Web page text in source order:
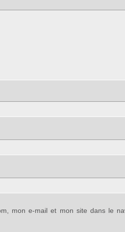
mon e-mail et mon site dans le